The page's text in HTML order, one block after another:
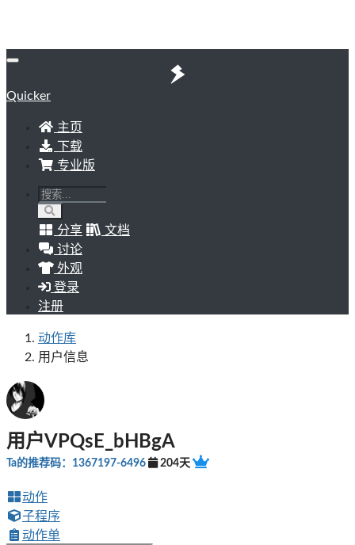
Quicker
主页
下载
专业版
分享
文档
讨论
外观
登录
注册
动作库
用户信息
用户VPQsE_bHBgA
Ta的推荐码：1367197-6496 204天
动作
子程序
动作单